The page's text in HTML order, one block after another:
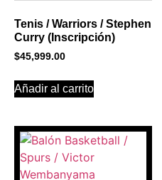
Tenis / Warriors / Stephen
Curry (Inscripción)
$45,999.00
Añadir al carrito